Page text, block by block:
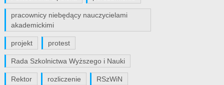
pracownicy niebędący nauczycielami
akademickimi
projekt protest
Rada Szkolnictwa Wyższego i Nauki
Rektor rozliczenie RSzWiN